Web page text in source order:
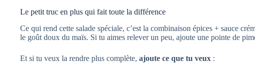
Le petit truc en plus qui fait toute la différence
Ce qui rend cette salade spéciale, c’est la combinaison épices + sauce
le goût doux du maïs. Si tu aimes relever un peu, ajoute une pointe de
Et si tu veux la rendre plus complète, ajoute ce que tu veux :